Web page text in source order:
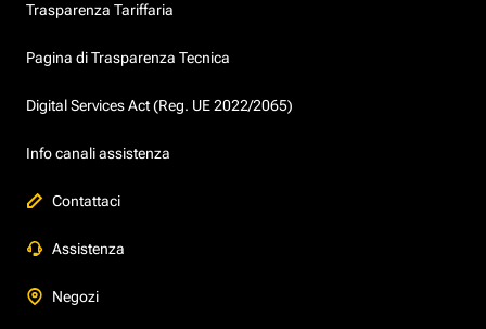
Trasparenza Tariffaria
Pagina di Trasparenza Tecnica
Digital Services Act (Reg. UE 2022/2065)
Info canali assistenza
Contattaci
Assistenza
Negozi